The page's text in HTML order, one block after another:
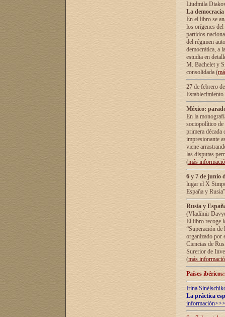
Liudmila
La
En el libro se
los orígenes
partidos
del régimen
democrática, а
estudia en
М. Bachelet у
consolidada (
27 de febrero
México:
En la
sociopolítico de
primera década
impresionante
viene
las disputas
(más
6 y 7 de junio
lugar el X
España y
Rusia y
(Vladímir
El libro recoge
“Superación
organizado por
Ciencias de
Surerior de
(más
Países
Irina
La práctica
información>>>